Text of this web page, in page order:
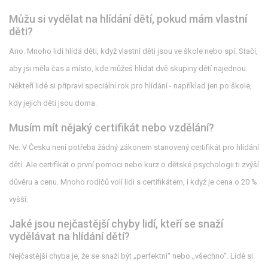
Můžu si vydělat na hlídání dětí, pokud mám vlastní
děti?
Ano. Mnoho lidí hlídá děti, když vlastní děti jsou ve škole nebo spí. Stačí,
aby jsi měla čas a místo, kde můžeš hlídat dvě skupiny dětí najednou.
Někteří lidé si připraví speciální rok pro hlídání - například jen po škole,
kdy jejich děti jsou doma.
Musím mít nějaký certifikát nebo vzdělání?
Ne. V Česku není potřeba žádný zákonem stanovený certifikát pro hlídání
dětí. Ale certifikát o první pomoci nebo kurz o dětské psychologii ti zvýší
důvěru a cenu. Mnoho rodičů volí lidi s certifikátem, i když je cena o 20 %
vyšší.
Jaké jsou nejčastější chyby lidí, kteří se snaží
vydělávat na hlídání dětí?
Nejčastější chyba je, že se snaží být „perfektní“ nebo „všechno“. Lidé si